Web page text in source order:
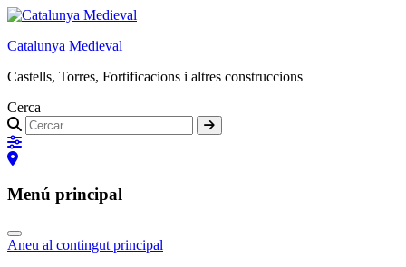
Catalunya Medieval
Castells, Torres, Fortificacions i altres construccions
Cerca
Menú principal
Aneu al contingut principal